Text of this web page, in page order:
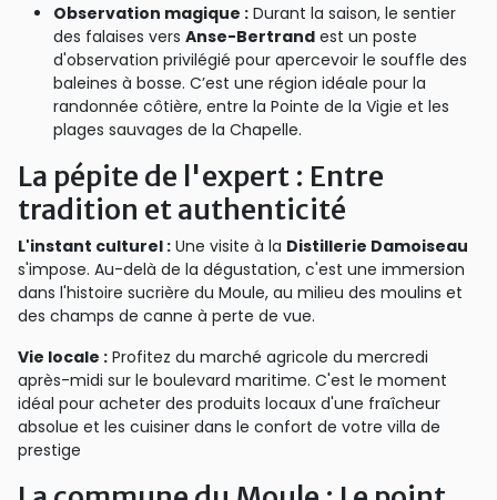
Observation magique : Durant la saison, le sentier
des falaises vers Anse-Bertrand est un poste
d'observation privilégié pour apercevoir le souffle des
baleines à bosse. C’est une région idéale pour la
randonnée côtière, entre la Pointe de la Vigie et les
plages sauvages de la Chapelle.
La pépite de l'expert : Entre
tradition et authenticité
L'instant culturel : Une visite à la Distillerie Damoiseau
s'impose. Au-delà de la dégustation, c'est une immersion
dans l'histoire sucrière du Moule, au milieu des moulins et
des champs de canne à perte de vue.
Vie locale : Profitez du marché agricole du mercredi
après-midi sur le boulevard maritime. C'est le moment
idéal pour acheter des produits locaux d'une fraîcheur
absolue et les cuisiner dans le confort de votre villa de
prestige